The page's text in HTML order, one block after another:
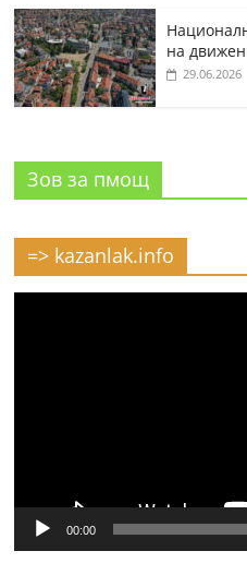
на
29.06.2026
Зов за пмощ
=> kazanlak.info
00:00